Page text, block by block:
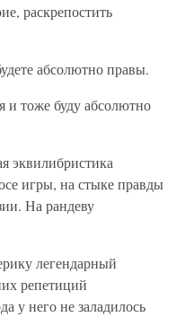
раскрепостить
абсолютно правы.
тоже буду абсолютно
эквилибристика
игры, на стыке правды
На рандеву
легендарный
репетиций
у него не заладилось